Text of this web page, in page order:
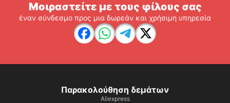
Μοιραστείτε με τους φίλους σας
έναν σύνδεσμο προς μια δωρεάν και χρήσιμη υπηρεσία
Παρακολούθηση δεμάτων
Aliexpress